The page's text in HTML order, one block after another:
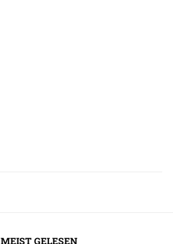
MEIST GELESEN